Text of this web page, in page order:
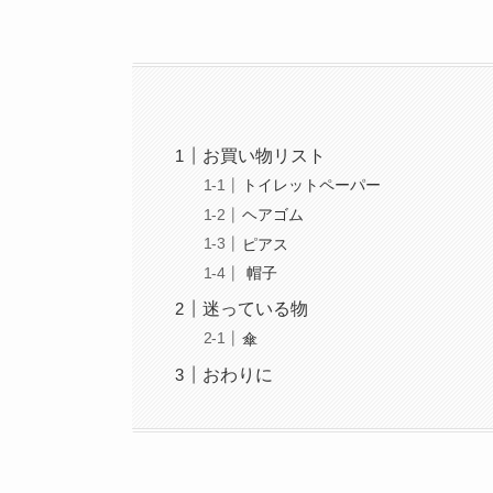
お買い物リスト
トイレットペーパー
ヘアゴム
ピアス
帽子
迷っている物
傘
おわりに